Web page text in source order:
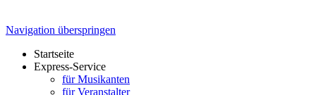
Navigation überspringen
Startseite
Express-Service
für Musikanten
für Veranstalter